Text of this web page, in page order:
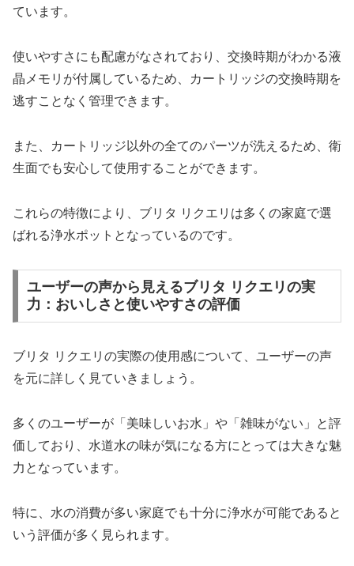
ています。
使いやすさにも配慮がなされており、交換時期がわかる液
晶メモリが付属しているため、カートリッジの交換時期を
逃すことなく管理できます。
また、カートリッジ以外の全てのパーツが洗えるため、衛
生面でも安心して使用することができます。
これらの特徴により、ブリタ リクエリは多くの家庭で選
ばれる浄水ポットとなっているのです。
ユーザーの声から見えるブリタ リクエリの実
力：おいしさと使いやすさの評価
ブリタ リクエリの実際の使用感について、ユーザーの声
を元に詳しく見ていきましょう。
多くのユーザーが「美味しいお水」や「雑味がない」と評
価しており、水道水の味が気になる方にとっては大きな魅
力となっています。
特に、水の消費が多い家庭でも十分に浄水が可能であると
いう評価が多く見られます。